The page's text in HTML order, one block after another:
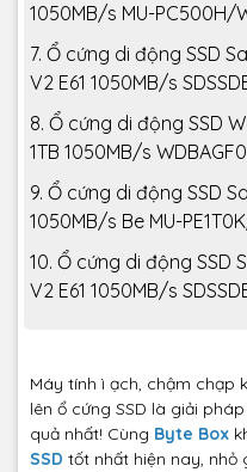
1050MB/s MU-PC500H/
7. Ổ cứng di động SSD
V2 E61 1050MB/s
8. Ổ cứng di động SSD
1TB 1050MB/s
9. Ổ cứng di động SSD
1050MB/s Be MU-
10. Ổ cứng di động SSD
V2 E61 1050MB/s
Máy tính ì ạch, chậm chạp
lên ổ cứng SSD là giải
quả nhất! Cùng Byte Box
SSD tốt nhất hiện nay, nhỏ